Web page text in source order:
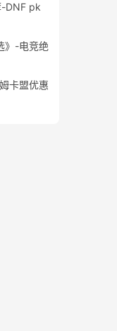
-DNF pk
》-电竞绝
卡盟优惠